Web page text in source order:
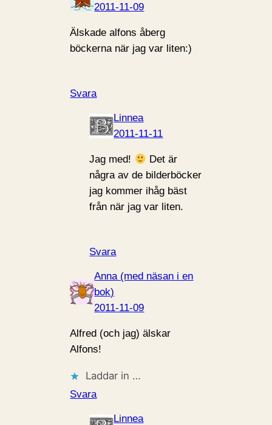
2011-11-09
Älskade alfons åberg
böckerna när jag var liten:)
Svara
Linnea
2011-11-11
Jag med!
Det är
några av de bilderböcker
jag kommer ihåg bäst
från när jag var liten.
Svara
Anna (med näsan i en
bok)
2011-11-09
Alfred (och jag) älskar
Alfons!
Laddar in …
Svara
Linnea